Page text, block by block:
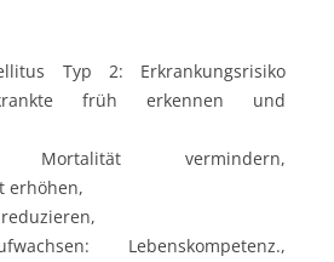
Typ 2: Erkrankungsrisiko
früh erkennen und
Mortalität vermindern,
erhöhen,
Lebenskompetenz.,